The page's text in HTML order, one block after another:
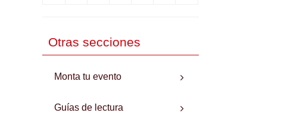
Otras secciones
Monta tu evento
Guías de lectura